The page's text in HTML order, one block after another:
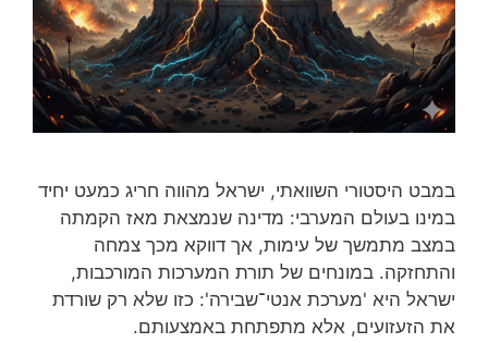
במבט היסטורי השוואתי, ישראל מהווה חריג כמעט יחיד
במינו בעולם המערבי: מדינה שנמצאת מאז הקמתה
במצב מתמשך של עימות, אך דווקא מכך צמחה
והתחזקה. במונחים של תורת המערכות המורכבות,
ישראל היא 'מערכת אנטי־שבירה': כזו שלא רק שורדת
את הזעזועים, אלא מתפתחת באמצעותם.